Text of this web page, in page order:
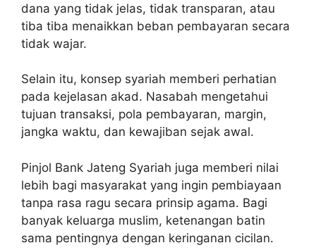
dana yang tidak jelas, tidak transparan, atau
tiba tiba menaikkan beban pembayaran secara
tidak wajar.
Selain itu, konsep syariah memberi perhatian
pada kejelasan akad. Nasabah mengetahui
tujuan transaksi, pola pembayaran, margin,
jangka waktu, dan kewajiban sejak awal.
Pinjol Bank Jateng Syariah juga memberi nilai
lebih bagi masyarakat yang ingin pembiayaan
tanpa rasa ragu secara prinsip agama. Bagi
banyak keluarga muslim, ketenangan batin
sama pentingnya dengan keringanan cicilan.